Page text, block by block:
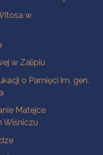
w
w Zalipiu
o Pamięci im. gen.
Matejce
Wiśniczu